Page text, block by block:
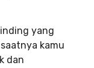
yang
kamu
dan